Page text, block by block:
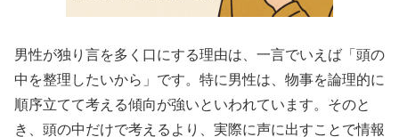
男性が独り言を多く口にする理由は、一言でいえば「頭の
中を整理したいから」です。特に男性は、物事を論理的に
順序立てて考える傾向が強いといわれています。そのと
き、頭の中だけで考えるより、実際に声に出すことで情報